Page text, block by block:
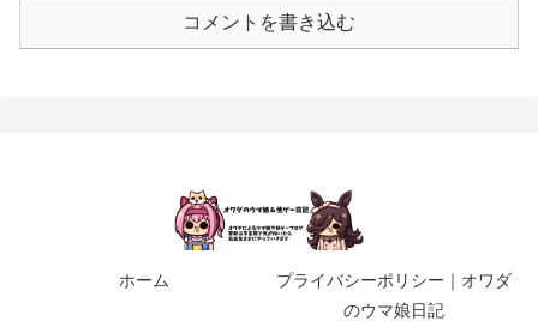
コメントを書き込む
ホーム
プライバシーポリシー｜オワダ
のウマ娘日記